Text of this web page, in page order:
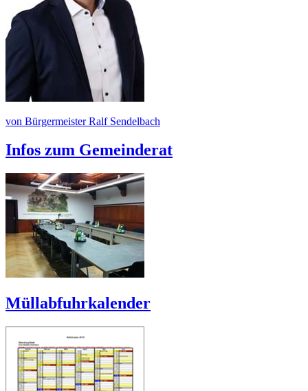
von Bürgermeister Ralf Sendelbach
Infos zum Gemeinderat
Müllabfuhrkalender